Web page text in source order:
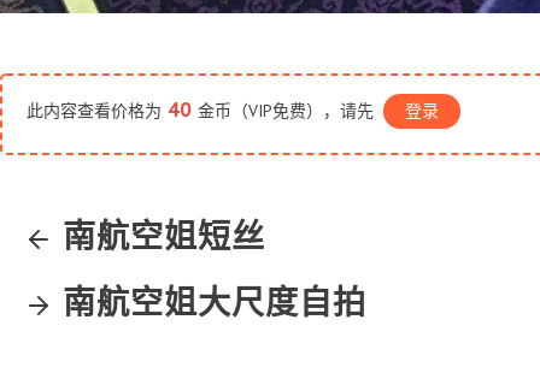
此内容查看价格为 40 金币（VIP免费），请先 登录
南航空姐短丝
南航空姐大尺度自拍